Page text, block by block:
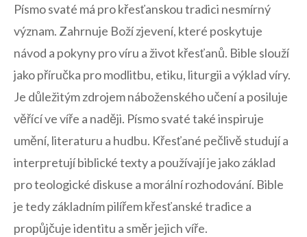
Písmo svaté má pro křesťanskou tradici nesmírný
význam. Zahrnuje Boží zjevení, které poskytuje
návod a pokyny pro⁤ víru a⁤ život křesťanů. Bible‍ slouží
jako příručka⁣ pro ⁤modlitbu, etiku, liturgii a výklad víry.
Je ⁣důležitým​ zdrojem náboženského učení a posiluje
věřící ve víře a ⁤naději. Písmo ⁤svaté také inspiruje
umění, literaturu​ a hudbu.​ Křesťané ‌pečlivě studují a
interpretují biblické texty a používají je jako základ
pro ⁤teologické‌ diskuse ‌a morální rozhodování.⁢ Bible
⁤je tedy základním pilířem křesťanské tradice a
propůjčuje ​identitu a směr jejich víře.